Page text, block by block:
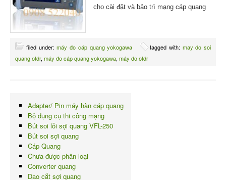
cho cài đặt và bảo trì mạng cáp quang
filed under:máy đo cáp quang yokogawa tagged with: may do soi
quang otdr, máy đo cáp quang yokogawa, máy đo otdr
Adapter/ Pin máy hàn cáp quang
Bộ dụng cụ thi công mạng
Bút soi lỗi sợi quang VFL-250
Bút soi sợi quang
Cáp Quang
Chưa được phân loại
Converter quang
Dao cắt sợi quang